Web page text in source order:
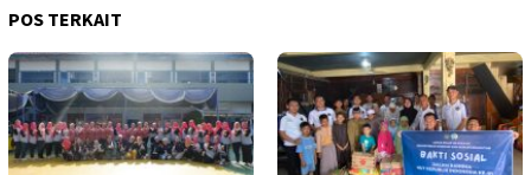
POS TERKAIT